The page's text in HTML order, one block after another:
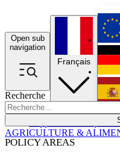
Open sub
navigation
Recherche
POLICY AREAS
Français
AGRICULTURE &